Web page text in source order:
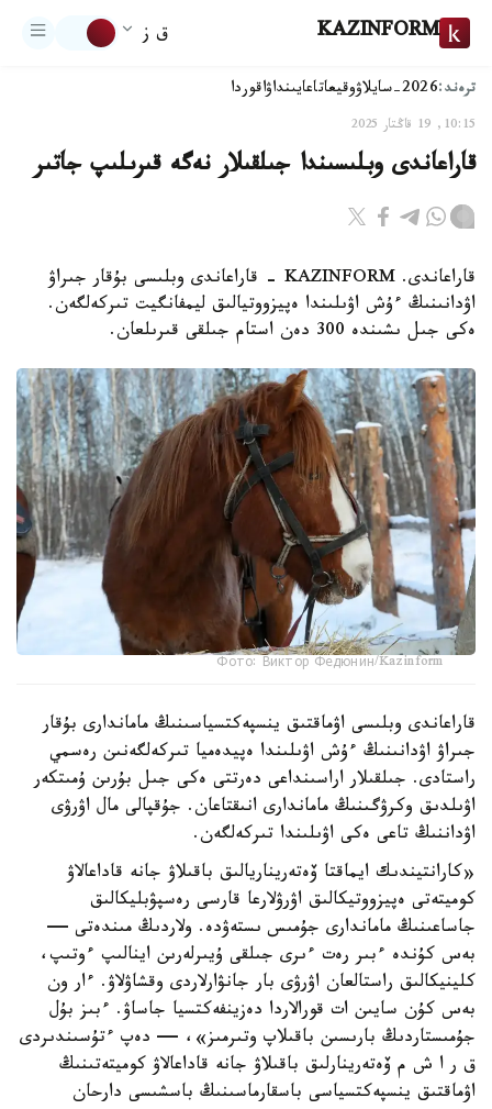
KAZINFORM ق ز
ترەند:2026-سايلاۋ وقيعاتاعايىنداۋاقوردا
10:15, 19 قاڭتار 2025
قاراعاندى وبلىسىندا جىلقىلار نەگە قىرىلىپ جاتىر
قاراعاندى. KAZINFORM - قاراعاندى وبلىسى بۇقار جىراۋ
اۋدانىنىڭ ءۇش اۋىلىندا ەپيزووتيالىق ليمفانگيت تىركەلگەن.
ەكى جىل ىشىندە 300 دەن استام جىلقى قىرىلعان.
Фото: Виктор Федюнин/Kazinform
قاراعاندى وبلىسى اۋماقتىق ينسپەكتسياسىنىڭ ماماندارى بۇقار
جىراۋ اۋدانىنىڭ ءۇش اۋىلىندا ەپيدەميا تىركەلگەنىن رەسمي
راستادى. جىلقىلار اراسىنداعى دەرتتى ەكى جىل بۇرىن ۇمىتكەر
اۋىلدىق وكرۋگىنىڭ ماماندارى انىقتاعان. جۇقپالى مال اۋرۋى
اۋداننىڭ تاعى ەكى اۋىلىندا تىركەلگەن.
«كارانتيندىك ايماقتا ۆەتەريناريالىق باقىلاۋ جانە قاداعالاۋ
كوميتەتى ەپيزووتيكالىق اۋرۋلارعا قارسى رەسپۋبليكالىق
جاساعىنىڭ ماماندارى جۇمىس ىستەۋدە. ولاردىڭ مىندەتى —
بەس كۇندە ءبىر رەت ءىرى جىلقى ۇيىرلەرىن اينالىپ ءوتىپ،
كلينيكالىق راستالعان اۋرۋى بار جانۋارلاردى وقشاۋلاۋ. ءار ون
بەس كۇن سايىن ات قورالاردا دەزينفەكتسيا جاساۋ. ءبىز بۇل
جۇمىستاردىڭ بارىسىن باقىلاپ وتىرمىز»، — دەپ ءتۇسىندىردى
ق ر ا ش م ۆەتەرينارلىق باقىلاۋ جانە قاداعالاۋ كوميتەتىنىڭ
اۋماقتىق ينسپەكتسياسى باسقارماسىنىڭ باسشىسى دارحان